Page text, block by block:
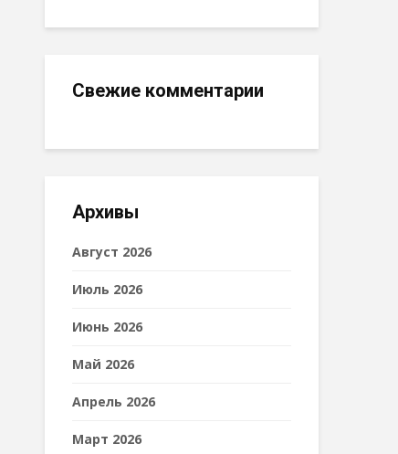
Свежие комментарии
Архивы
Август 2026
Июль 2026
Июнь 2026
Май 2026
Апрель 2026
Март 2026